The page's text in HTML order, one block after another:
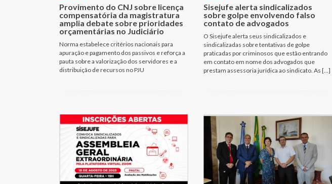
Provimento do CNJ sobre licença
compensatória da magistratura
amplia debate sobre prioridades
orçamentárias no Judiciário
Norma estabelece critérios nacionais para
apuração e pagamento dos passivos e reforça a
pauta sobre a valorização dos servidores e a
distribuição de recursos no PJU
Sisejufe alerta sindicalizados
sobre golpe envolvendo falso
contato de advogados
O Sisejufe alerta seus sindicalizados e
sindicalizadas sobre tentativas de golpe
praticadas por criminosos que estão entrando
em contato em nome dos advogados que
prestam assessoria jurídica ao sindicato. As […]